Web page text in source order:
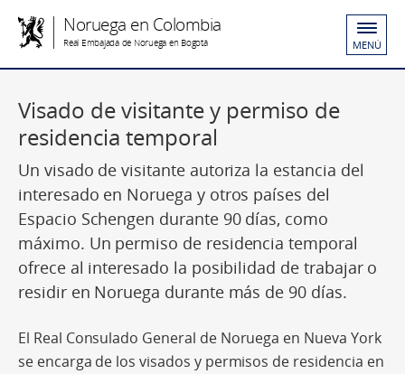
Noruega en Colombia
Real Embajada de Noruega en Bogotá MENÚ
Visado de visitante y permiso de
residencia temporal
Un visado de visitante autoriza la estancia del
interesado en Noruega y otros países del
Espacio Schengen durante 90 días, como
máximo. Un permiso de residencia temporal
ofrece al interesado la posibilidad de trabajar o
residir en Noruega durante más de 90 días.
El Real Consulado General de Noruega en Nueva York
se encarga de los visados y permisos de residencia en